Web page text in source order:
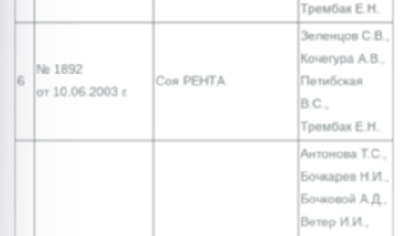
Трембак Е.Н.
6
№ 1892
от 10.06.2003 г.
Соя РЕНТА
Зеленцов С.В.,
Кочегура А.В.,
Петибская
В.С.,
Трембак Е.Н.
Антонова Т.С.,
Бочкарев Н.И.,
Бочковой А.Д.,
Ветер И.И.,